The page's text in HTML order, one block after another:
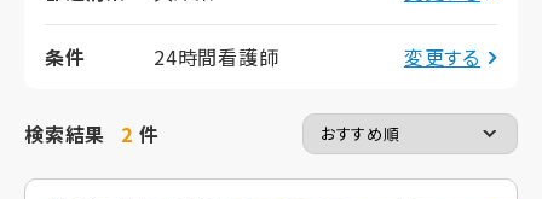
条件 24時間看護師 変更する
検索結果 2 件